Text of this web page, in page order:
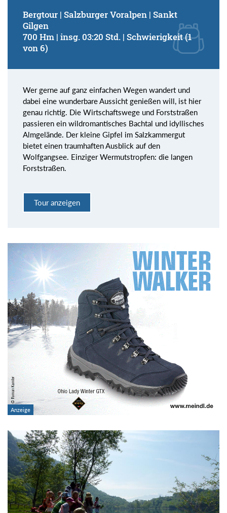
Bergtour | Salzburger Voralpen | Sankt
Gilgen
700 Hm | insg. 03:20 Std. | Schwierigkeit (1
von 6)
Wer gerne auf ganz einfachen Wegen wandert und
dabei eine wunderbare Aussicht genießen will, ist hier
genau richtig. Die Wirtschaftswege und Forststraßen
passieren ein wildromantisches Bachtal und idyllisches
Almgelände. Der kleine Gipfel im Salzkammergut
bietet einen traumhaften Ausblick auf den
Wolfgangsee. Einziger Wermutstropfen: die langen
Forststraßen.
Tour anzeigen